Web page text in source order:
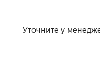
Уточните у